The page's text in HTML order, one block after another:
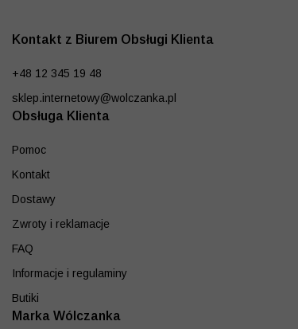
Kontakt z Biurem Obsługi Klienta
+48 12 345 19 48
sklep.internetowy@wolczanka.pl
Obsługa Klienta
Pomoc
Kontakt
Dostawy
Zwroty i reklamacje
FAQ
Informacje i regulaminy
Butiki
Marka Wólczanka